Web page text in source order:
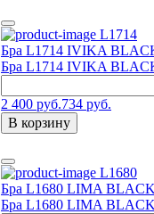
L1714
Бра L1714 IVIKA
Бра L1714 IVIKA
2 400 руб.734 руб.
В корзину
L1680
Бра L1680 LIMA
Бра L1680 LIMA